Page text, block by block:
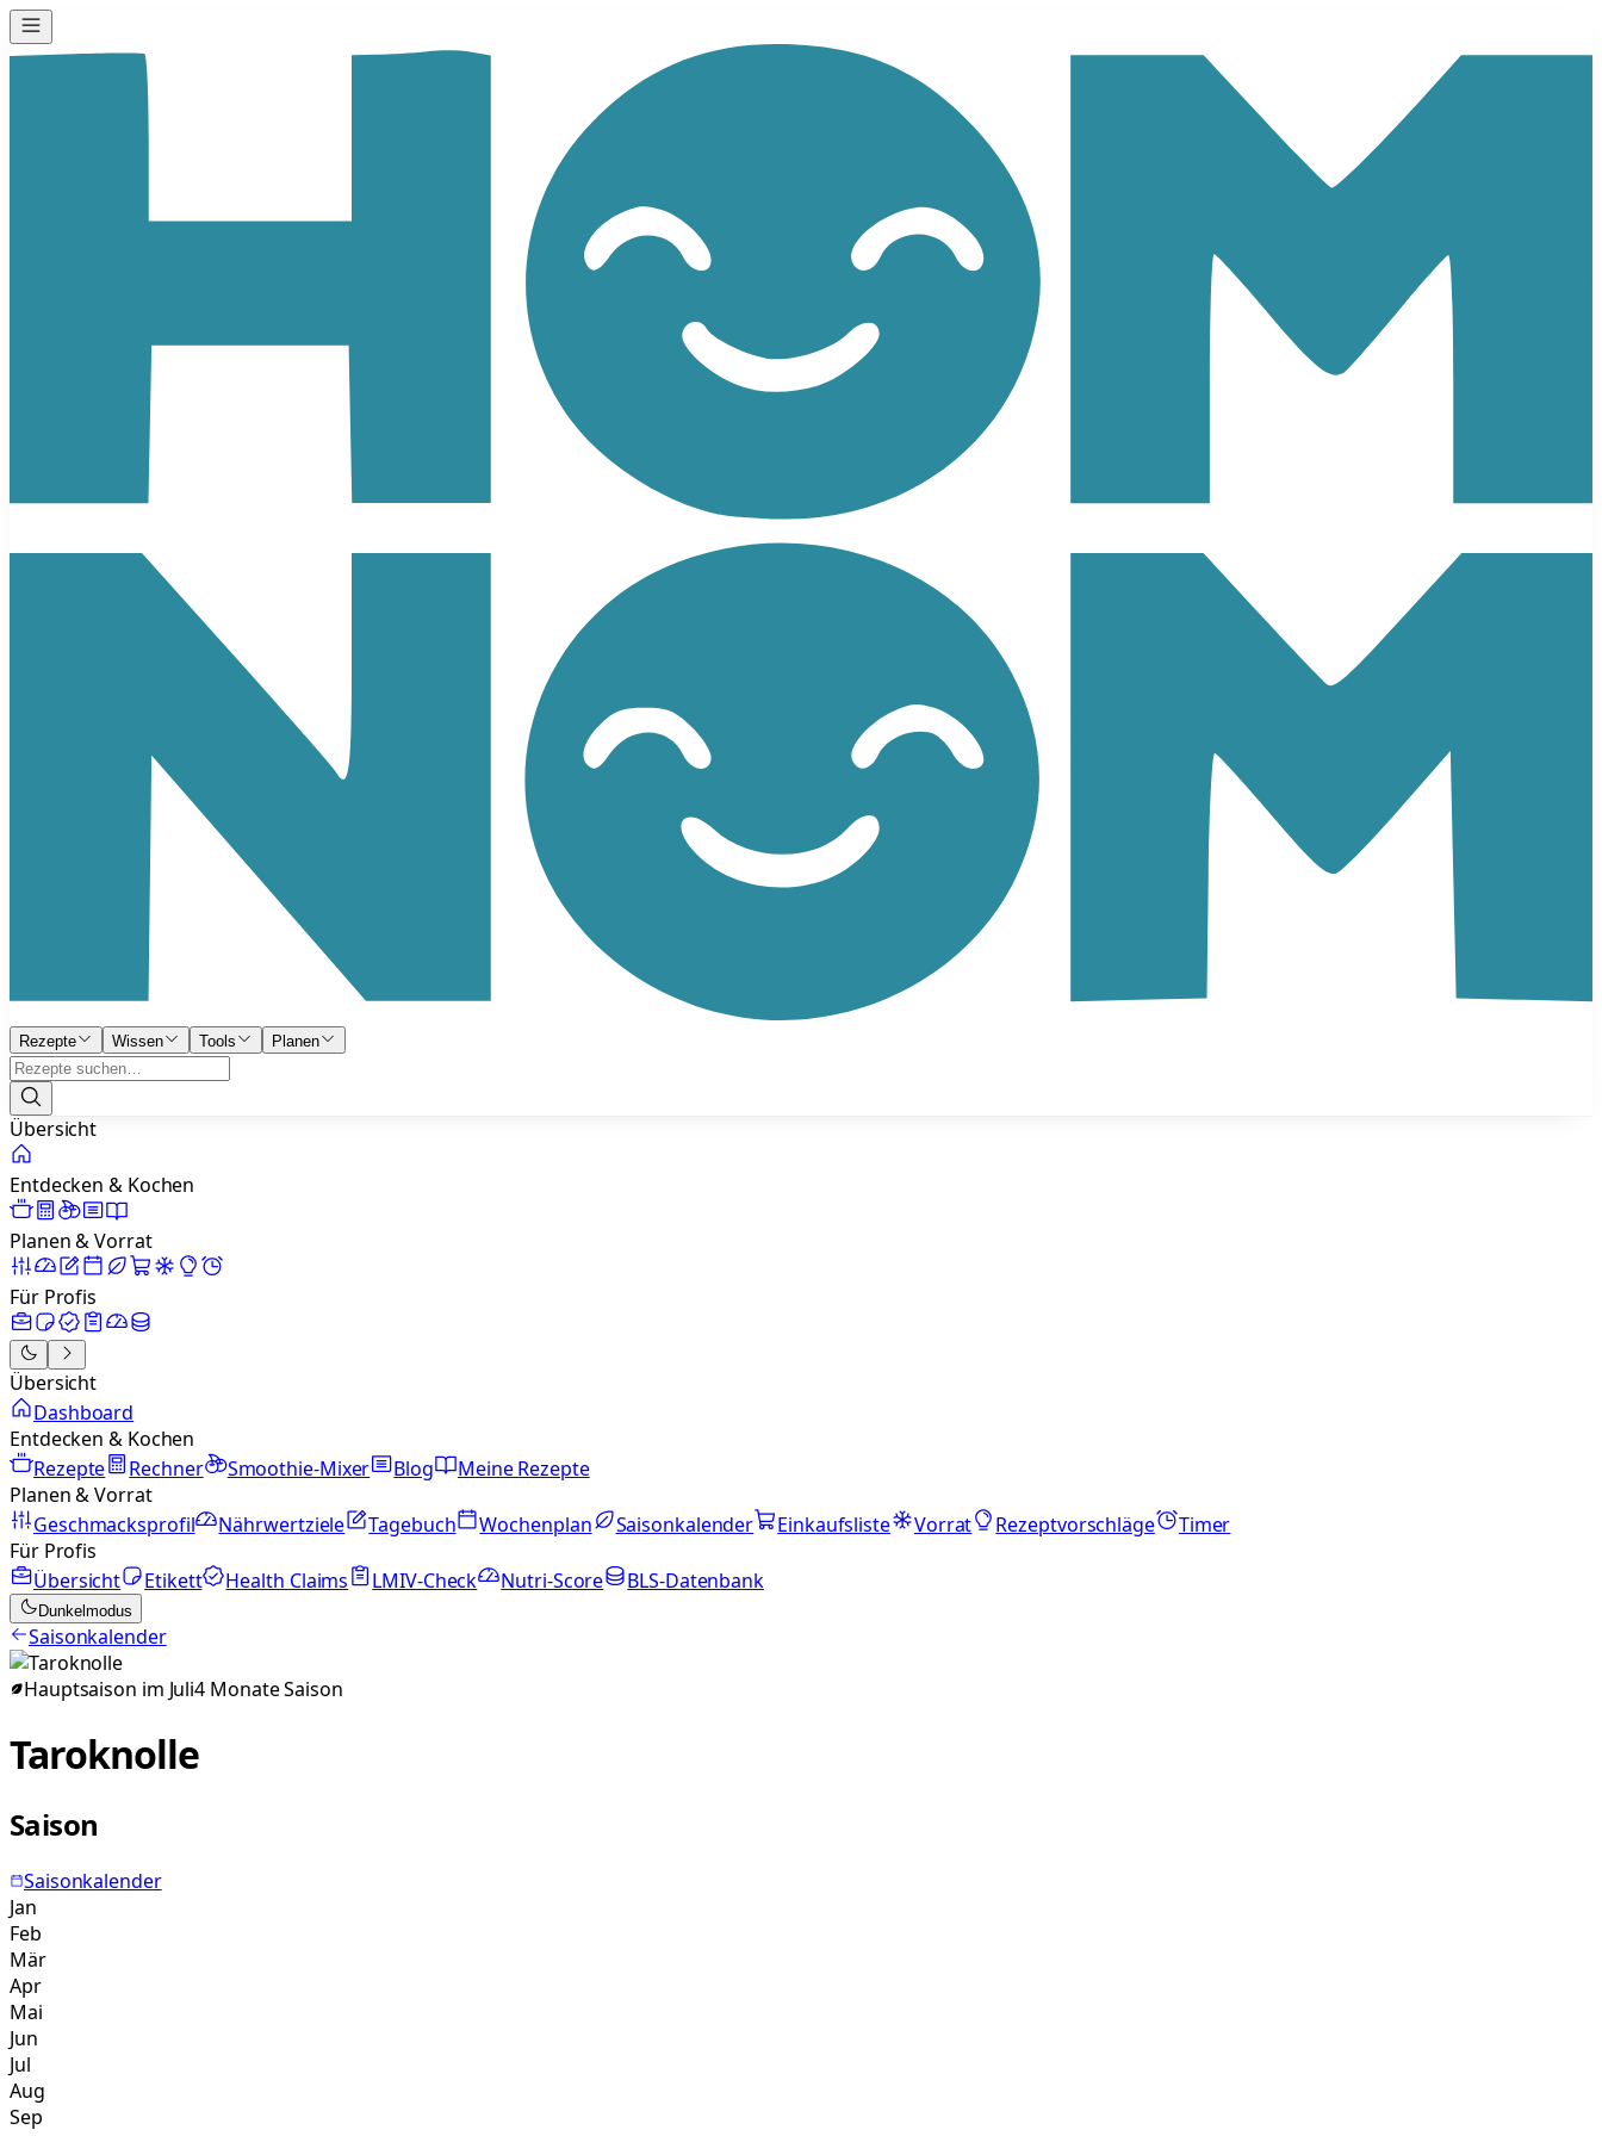
Rezepte Wissen Tools Planen
Übersicht
Entdecken & Kochen
Planen & Vorrat
Für Profis
Übersicht
Dashboard
Entdecken & Kochen
Rezepte
Rechner Smoothie-Mixer Blog
Meine Rezepte
Planen & Vorrat
Geschmacksprofil
Nährwertziele Tagebuch Wochenplan Saisonkalender Einkaufsliste Vorrat Rezeptvorschläge
Timer
Für Profis
Übersicht
Etikett Health Claims LMIV-Check Nutri-Score BLS-Datenbank
Dunkelmodus
Saisonkalender
Hauptsaison im Juli4 MonateSaison
Taroknolle
Saison
Saisonkalender
Jan
Feb
Mär
Apr
Mai
Jun
Jul
Aug
Sep